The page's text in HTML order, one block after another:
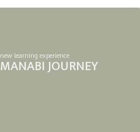
new learning experience
MANABI JOURNEY